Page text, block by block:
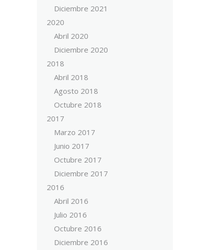
Diciembre 2021
2020
Abril 2020
Diciembre 2020
2018
Abril 2018
Agosto 2018
Octubre 2018
2017
Marzo 2017
Junio 2017
Octubre 2017
Diciembre 2017
2016
Abril 2016
Julio 2016
Octubre 2016
Diciembre 2016